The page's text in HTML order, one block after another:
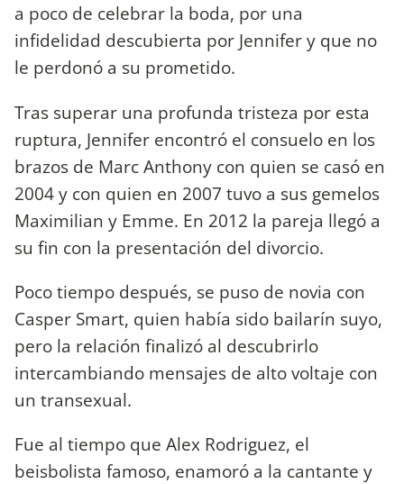
a poco de celebrar la boda, por una
infidelidad descubierta por Jennifer y que no
le perdonó a su prometido.
Tras superar una profunda tristeza por esta
ruptura, Jennifer encontró el consuelo en los
brazos de Marc Anthony con quien se casó en
2004 y con quien en 2007 tuvo a sus gemelos
Maximilian y Emme. En 2012 la pareja llegó a
su fin con la presentación del divorcio.
Poco tiempo después, se puso de novia con
Casper Smart, quien había sido bailarín suyo,
pero la relación finalizó al descubrirlo
intercambiando mensajes de alto voltaje con
un transexual.
Fue al tiempo que Alex Rodriguez, el
beisbolista famoso, enamoró a la cantante y